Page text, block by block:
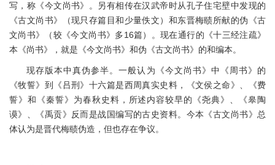
写，称《今文尚书》。另有相传在汉武帝时从孔子住宅壁中发现的
《古文尚书》（现只存篇目和少量佚文）和东晋梅赜所献的伪《古
文尚书》（较《今文尚书》多16篇）。现在通行的《十三经注疏》
本《尚书》，就是《今文尚书》和伪《古文尚书》的和编本。
现存版本中真伪参半。一般认为《今文尚书》中《周书》的
《牧誓》到《吕刑》十六篇是西周真实史料，《文侯之命》、《费
誓》和《秦誓》为春秋史料，所述内容较早的《尧典》、《皋陶
谟》、《禹贡》反而是战国编写的古史资料。今本《古文尚书》总
体认为是晋代梅赜伪造，但也存在争议。